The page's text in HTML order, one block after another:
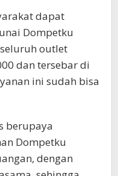
dapat
Dompetku
outlet
dan tersebar di
ini sudah bisa
berupaya
Dompetku
dengan